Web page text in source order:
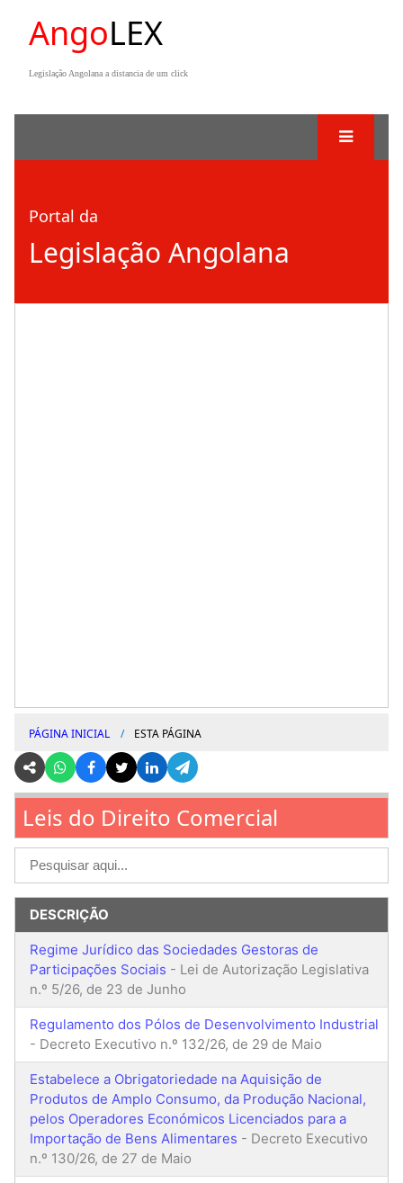
AngoLEX
Legislação Angolana a distancia de um click
Portal da
Legislação Angolana
PÁGINA INICIAL ESTA PÁGINA
Leis do Direito Comercial
DESCRIÇÃO
Regime Jurídico das Sociedades Gestoras de
Participações Sociais - Lei de Autorização Legislativa
n.º 5/26, de 23 de Junho
Regulamento dos Pólos de Desenvolvimento Industrial
- Decreto Executivo n.º 132/26, de 29 de Maio
Estabelece a Obrigatoriedade na Aquisição de
Produtos de Amplo Consumo, da Produção Nacional,
pelos Operadores Económicos Licenciados para a
Importação de Bens Alimentares - Decreto Executivo
n.º 130/26, de 27 de Maio